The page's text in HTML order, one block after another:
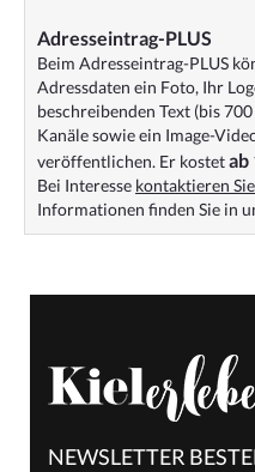
Adresseintrag-PLUS
Beim Adresseintrag-PLUS
Adressdaten ein Foto, Ihr
beschreibenden Text (bis
Kanäle sowie ein Image-
veröffentlichen. Er kostetab
Bei Interesse kontaktieren
Informationen finden Sie in
NEWSLETTER